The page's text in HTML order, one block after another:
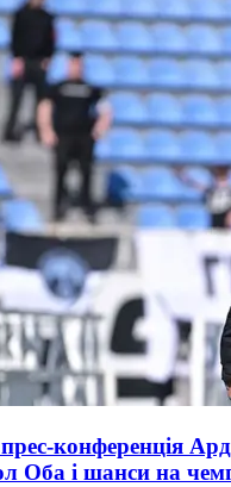
конференція
Оба і шанси на